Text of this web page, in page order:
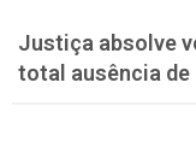
Justiça absolve
total ausência de